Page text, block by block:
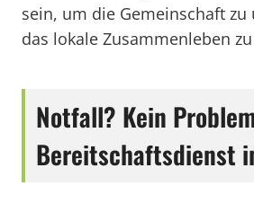
sein, um die Gemeinschaft
das lokale Zusammenleben
Notfall? Kein
Bereitschaftsdienst